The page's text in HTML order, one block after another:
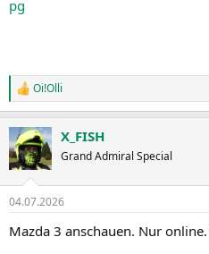
pg
R
e
k
t
i
e
:
Oi!Olli
X_FISH
Grand Admiral Special
04.07.2026
Mazda 3 anschauen. Nur